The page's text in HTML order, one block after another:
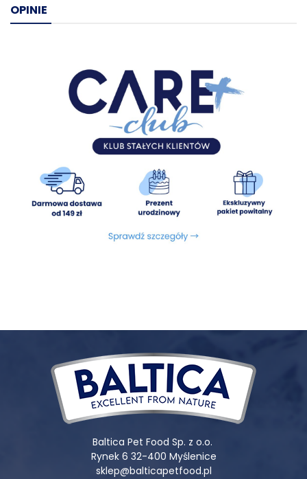
cenne źródło naturalnych witamin, antyoksydantów i
składników bioaktywnych.
odporność organizmu. Dzika różato prawdziwa bomba
witaminowa, bogata w witaminę C, działa przeciwzapalnie,
wspiera odporność, a także korzystnie wpływa na stawy i
układ pokarmowy psa. To starannie dobrane dodatki
funkcjonalne, które nie tylko podnoszą walory smakowe
posiłku, ale przede wszystkim wspierają kluczowe funkcje
Prosty, czytelny skład –
bez konserwantów, zbóż, grochu
i kurczaka, to gwarancja jakości i bezpieczeństwa, nawet
dla psów o szczególnych potrzebach żywieniowych.
Baltica Jeleń z Owocami leśnymito kompletnie
OPINIE
Baltica Pet Food Sp. z o.o.
Rynek 6 32-400 Myślenice
sklep@balticapetfood.pl